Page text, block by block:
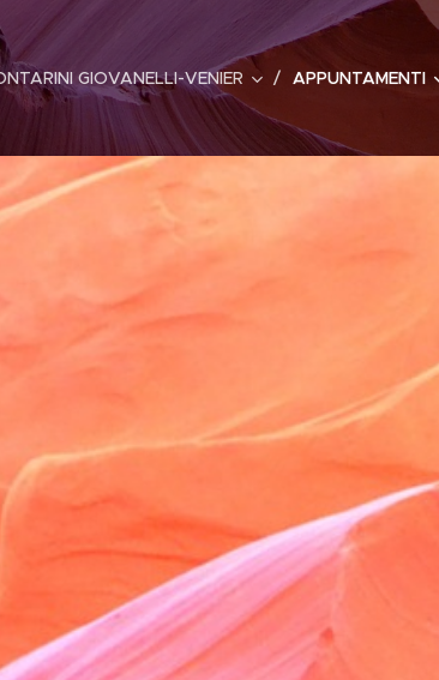
GIOVANELLI-VENIER APPUNTAMENTI